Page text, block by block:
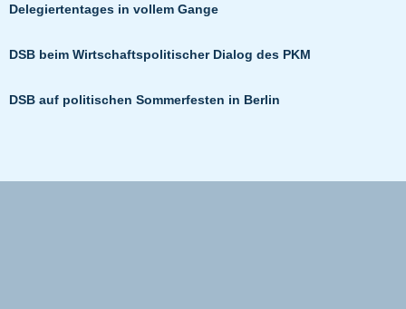
Delegiertentages in vollem Gange
DSB beim Wirtschaftspolitischer Dialog des PKM
DSB auf politischen Sommerfesten in Berlin